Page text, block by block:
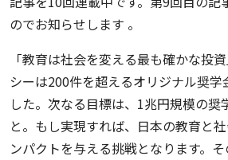
のでお知らせします 。
「教育は社会を変える最も確かな投資
シーは200件を超えるオリジナル奨学
した。次なる目標は、1兆円規模の奨
と。もし実現すれば、日本の教育と
ンパクトを与える挑戦となります。